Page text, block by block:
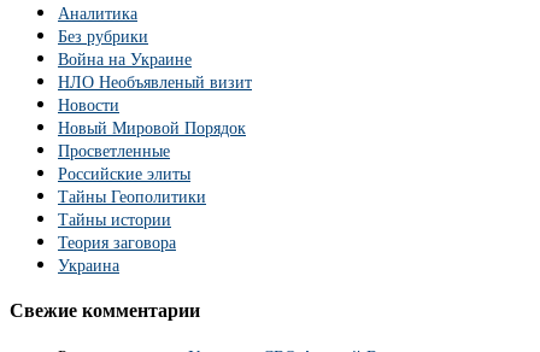
Аналитика
Без рубрики
Война на Украине
НЛО Необъявленый визит
Новости
Новый Мировой Порядок
Просветленные
Российские элиты
Тайны Геополитики
Тайны истории
Теория заговора
Украина
Свежие комментарии